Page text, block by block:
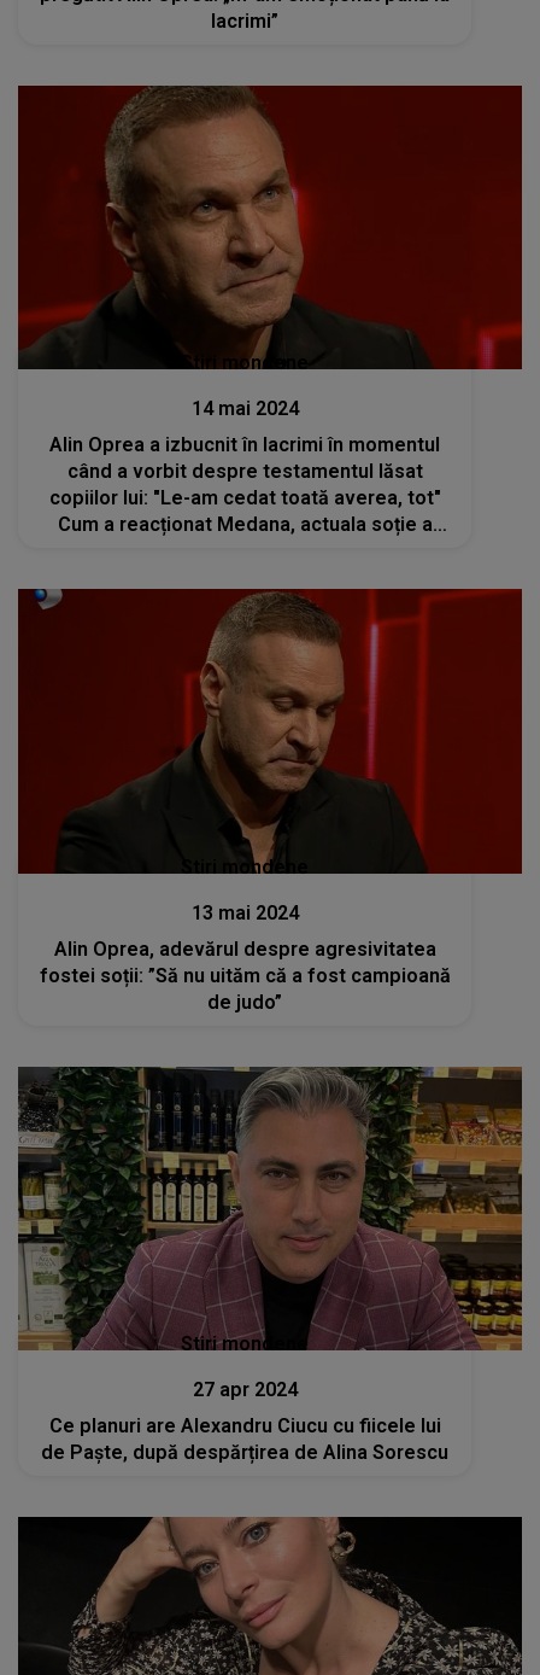
lacrimi”
Stiri mondene
14 mai 2024
Alin Oprea a izbucnit în lacrimi în momentul
când a vorbit despre testamentul lăsat
copiilor lui: "Le-am cedat toată averea, tot"
Cum a reacționat Medana, actuala soție a
Stiri mondene
13 mai 2024
Alin Oprea, adevărul despre agresivitatea
fostei soții: ”Să nu uităm că a fost campioană
de judo”
Stiri mondene
27 apr 2024
Ce planuri are Alexandru Ciucu cu fiicele lui
de Paște, după despărțirea de Alina Sorescu